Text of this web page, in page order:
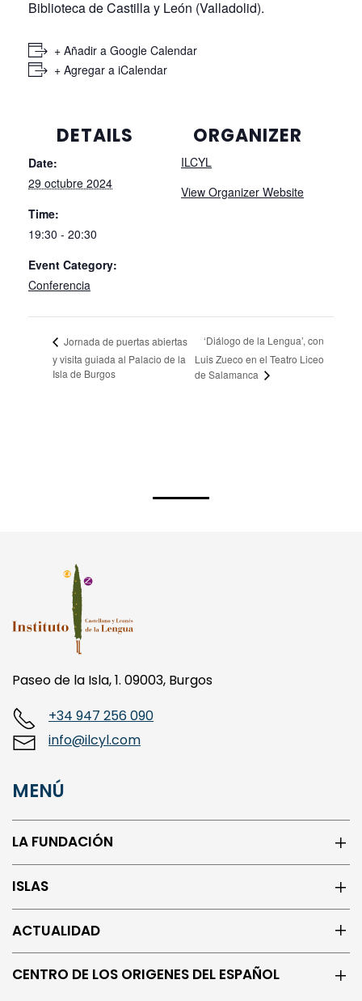
Biblioteca de Castilla y León (Valladolid).
+ Añadir a Google Calendar
+ Agregar a iCalendar
DETAILS
Date:
29 octubre 2024
Time:
19:30 - 20:30
Event Category:
Conferencia
ORGANIZER
ILCYL
View Organizer Website
Jornada de puertas abiertas
y visita guiada al Palacio de la
Isla de Burgos
‘Diálogo de la Lengua’, con
Luis Zueco en el Teatro Liceo
de Salamanca
Paseo de la Isla, 1. 09003, Burgos
+34 947 256 090
info@ilcyl.com
MENÚ
LA FUNDACIÓN
ISLAS
ACTUALIDAD
CENTRO DE LOS ORIGENES DEL ESPAÑOL